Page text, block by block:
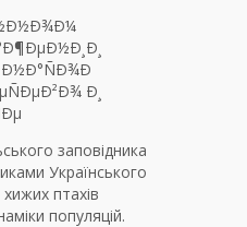
заповідника
Українського
птахів
популяцій.